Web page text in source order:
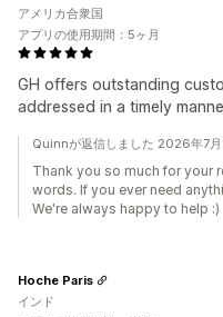
GH offers outstanding
addressed in a timely
アメリカ合衆国
アプリの使用期間：5ヶ月
Quinnが返信しました 2026年7月
Thank you so much for your
words. If you ever need
We're always happy to help :)
Hoche Paris
インド